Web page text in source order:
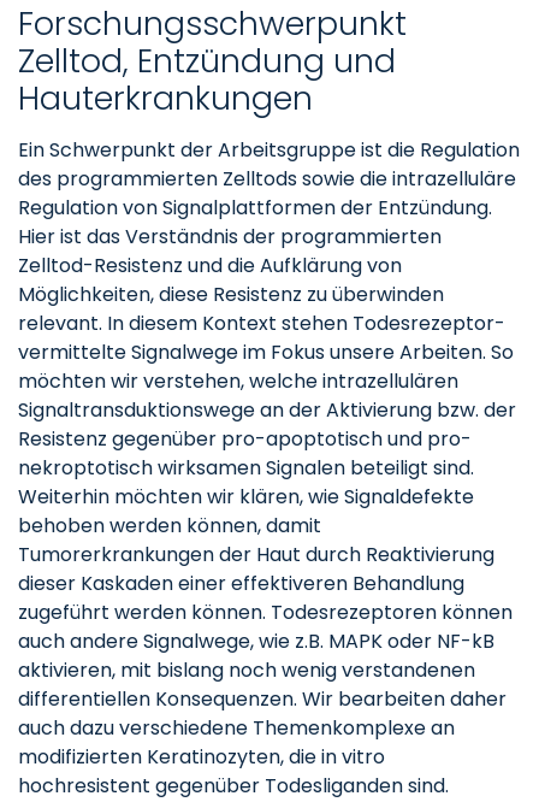
Forschungsschwerpunkt
Zelltod, Entzündung und
Hauterkrankungen
Ein Schwerpunkt der Arbeitsgruppe ist die Regulation
des programmierten Zelltods sowie die intrazelluläre
Regulation von Signalplattformen der Entzündung.
Hier ist das Verständnis der programmierten
Zelltod-Resistenz und die Aufklärung von
Möglichkeiten, diese Resistenz zu überwinden
relevant. In diesem Kontext stehen Todesrezeptor-
vermittelte Signalwege im Fokus unsere Arbeiten. So
möchten wir verstehen, welche intrazellulären
Signaltransduktionswege an der Aktivierung bzw. der
Resistenz gegenüber pro-apoptotisch und pro-
nekroptotisch wirksamen Signalen beteiligt sind.
Weiterhin möchten wir klären, wie Signaldefekte
behoben werden können, damit
Tumorerkrankungen der Haut durch Reaktivierung
dieser Kaskaden einer effektiveren Behandlung
zugeführt werden können. Todesrezeptoren können
auch andere Signalwege, wie z.B. MAPK oder NF-kB
aktivieren, mit bislang noch wenig verstandenen
differentiellen Konsequenzen. Wir bearbeiten daher
auch dazu verschiedene Themenkomplexe an
modifizierten Keratinozyten, die in vitro
hochresistent gegenüber Todesliganden sind.